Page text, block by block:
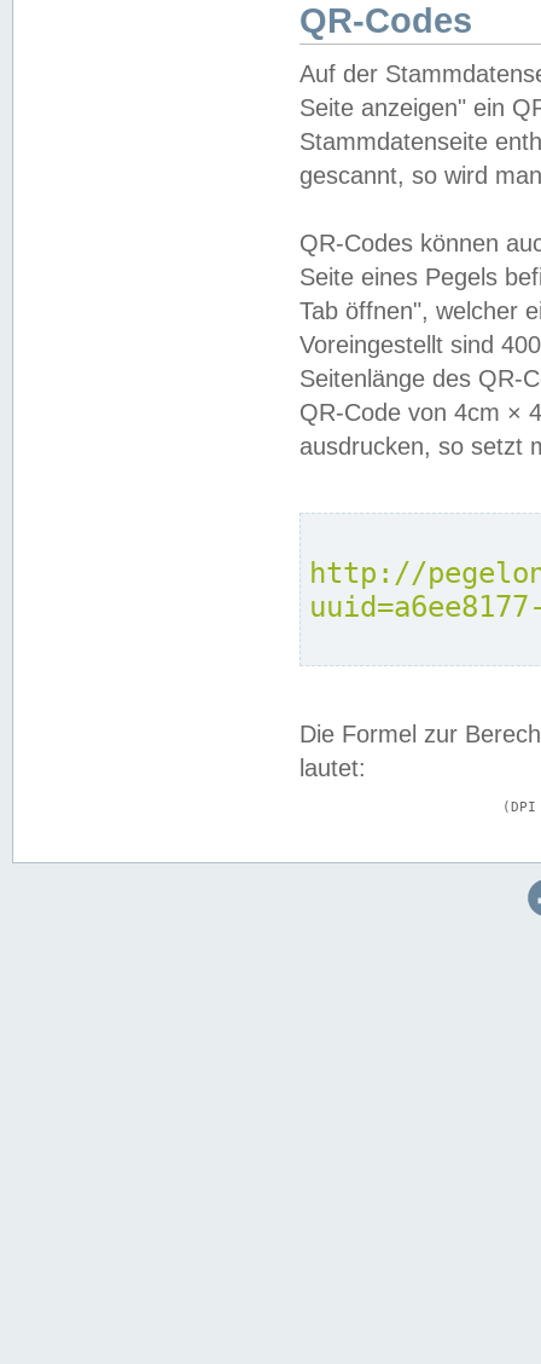
QR-Codes
Auf der
Seite anzeigen" ein
Stammdatenseite
gescannt, so wird
QR-Codes können
Seite eines Pegels
Tab öffnen", welcher
Voreingestellt sind
Seitenlänge des QR-
QR-Code von 4cm ×
ausdrucken, so setzt
http://
Die Formel zur
lautet: